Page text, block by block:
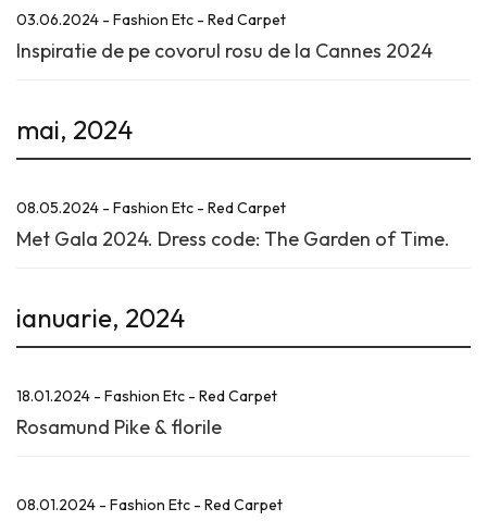
03.06.2024 - Fashion Etc - Red Carpet
Inspiratie de pe covorul rosu de la Cannes 2024
mai, 2024
08.05.2024 - Fashion Etc - Red Carpet
Met Gala 2024. Dress code: The Garden of Time.
ianuarie, 2024
18.01.2024 - Fashion Etc - Red Carpet
Rosamund Pike & florile
08.01.2024 - Fashion Etc - Red Carpet